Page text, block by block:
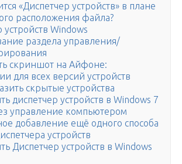
«Диспетчер устройств» в плане
расположения файла?
устройств Windows
раздела управления/
скриншот на Айфоне:
для всех версий устройств
скрытые устройства
диспетчер устройств в Windows 7
управление компьютером
добавление ещё одного способа
устройств
Диспетчер устройств в Windows